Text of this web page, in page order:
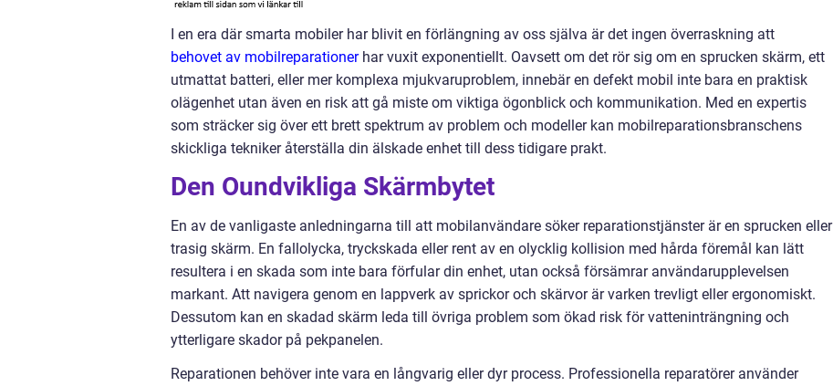
I en era där smarta mobiler har blivit en förlängning av oss själva är det ingen överraskning att
behovet av mobilreparationerhar vuxit exponentiellt. Oavsett om det rör sig om en sprucken skärm, ett
utmattat batteri, eller mer komplexa mjukvaruproblem, innebär en defekt mobil inte bara en praktisk
olägenhet utan även en risk att gå miste om viktiga ögonblick och kommunikation. Med en expertis
som sträcker sig över ett brett spektrum av problem och modeller kan mobilreparationsbranschens
skickliga tekniker återställa din älskade enhet till dess tidigare prakt.
Den Oundvikliga Skärmbytet
En av de vanligaste anledningarna till att mobilanvändare söker reparationstjänster är en sprucken eller
trasig skärm. En fallolycka, tryckskada eller rent av en olycklig kollision med hårda föremål kan lätt
resultera i en skada som inte bara förfular din enhet, utan också försämrar användarupplevelsen
markant. Att navigera genom en lappverk av sprickor och skärvor är varken trevligt eller ergonomiskt.
Dessutom kan en skadad skärm leda till övriga problem som ökad risk för vatteninträngning och
ytterligare skador på pekpanelen.
Reparationen behöver inte vara en långvarig eller dyr process. Professionella reparatörer använder